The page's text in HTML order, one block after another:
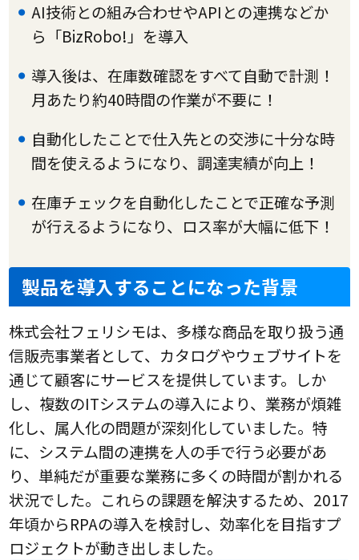
AI技術との組み合わせやAPIとの連携などか
ら「BizRobo!」を導入
導入後は、在庫数確認をすべて自動で計測！
月あたり約40時間の作業が不要に！
自動化したことで仕入先との交渉に十分な時
間を使えるようになり、調達実績が向上！
在庫チェックを自動化したことで正確な予測
が行えるようになり、ロス率が大幅に低下！
製品を導入することになった背景
株式会社フェリシモは、多様な商品を取り扱う通
信販売事業者として、カタログやウェブサイトを
通じて顧客にサービスを提供しています。しか
し、複数のITシステムの導入により、業務が煩雑
化し、属人化の問題が深刻化していました。特
に、システム間の連携を人の手で行う必要があ
り、単純だが重要な業務に多くの時間が割かれる
状況でした。これらの課題を解決するため、2017
年頃からRPAの導入を検討し、効率化を目指すプ
ロジェクトが動き出しました。